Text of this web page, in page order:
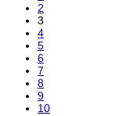
2
3
4
5
6
7
8
9
10